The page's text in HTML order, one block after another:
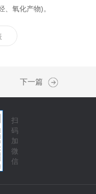
、氧化产物)。
下一篇
扫
码
加
微
信